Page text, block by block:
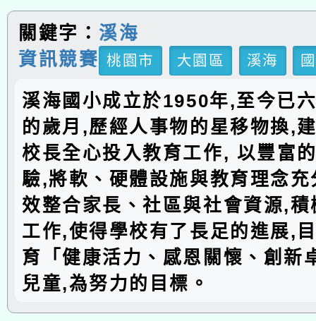
關鍵字： 溪海
資訊競賽 桃園市 大園區 溪海
溪海國小成立於1950年,至今已
的歲月,歷經人事物的星移物換,
校長全心投入教育工作, 以豐富
驗,將軟、硬體設施與教育理念
效整合家長、社區與社會資源,
工作,使得學校有了長足的進展,
育「健康活力、感恩關懷、創新
兒童,為努力的目標。